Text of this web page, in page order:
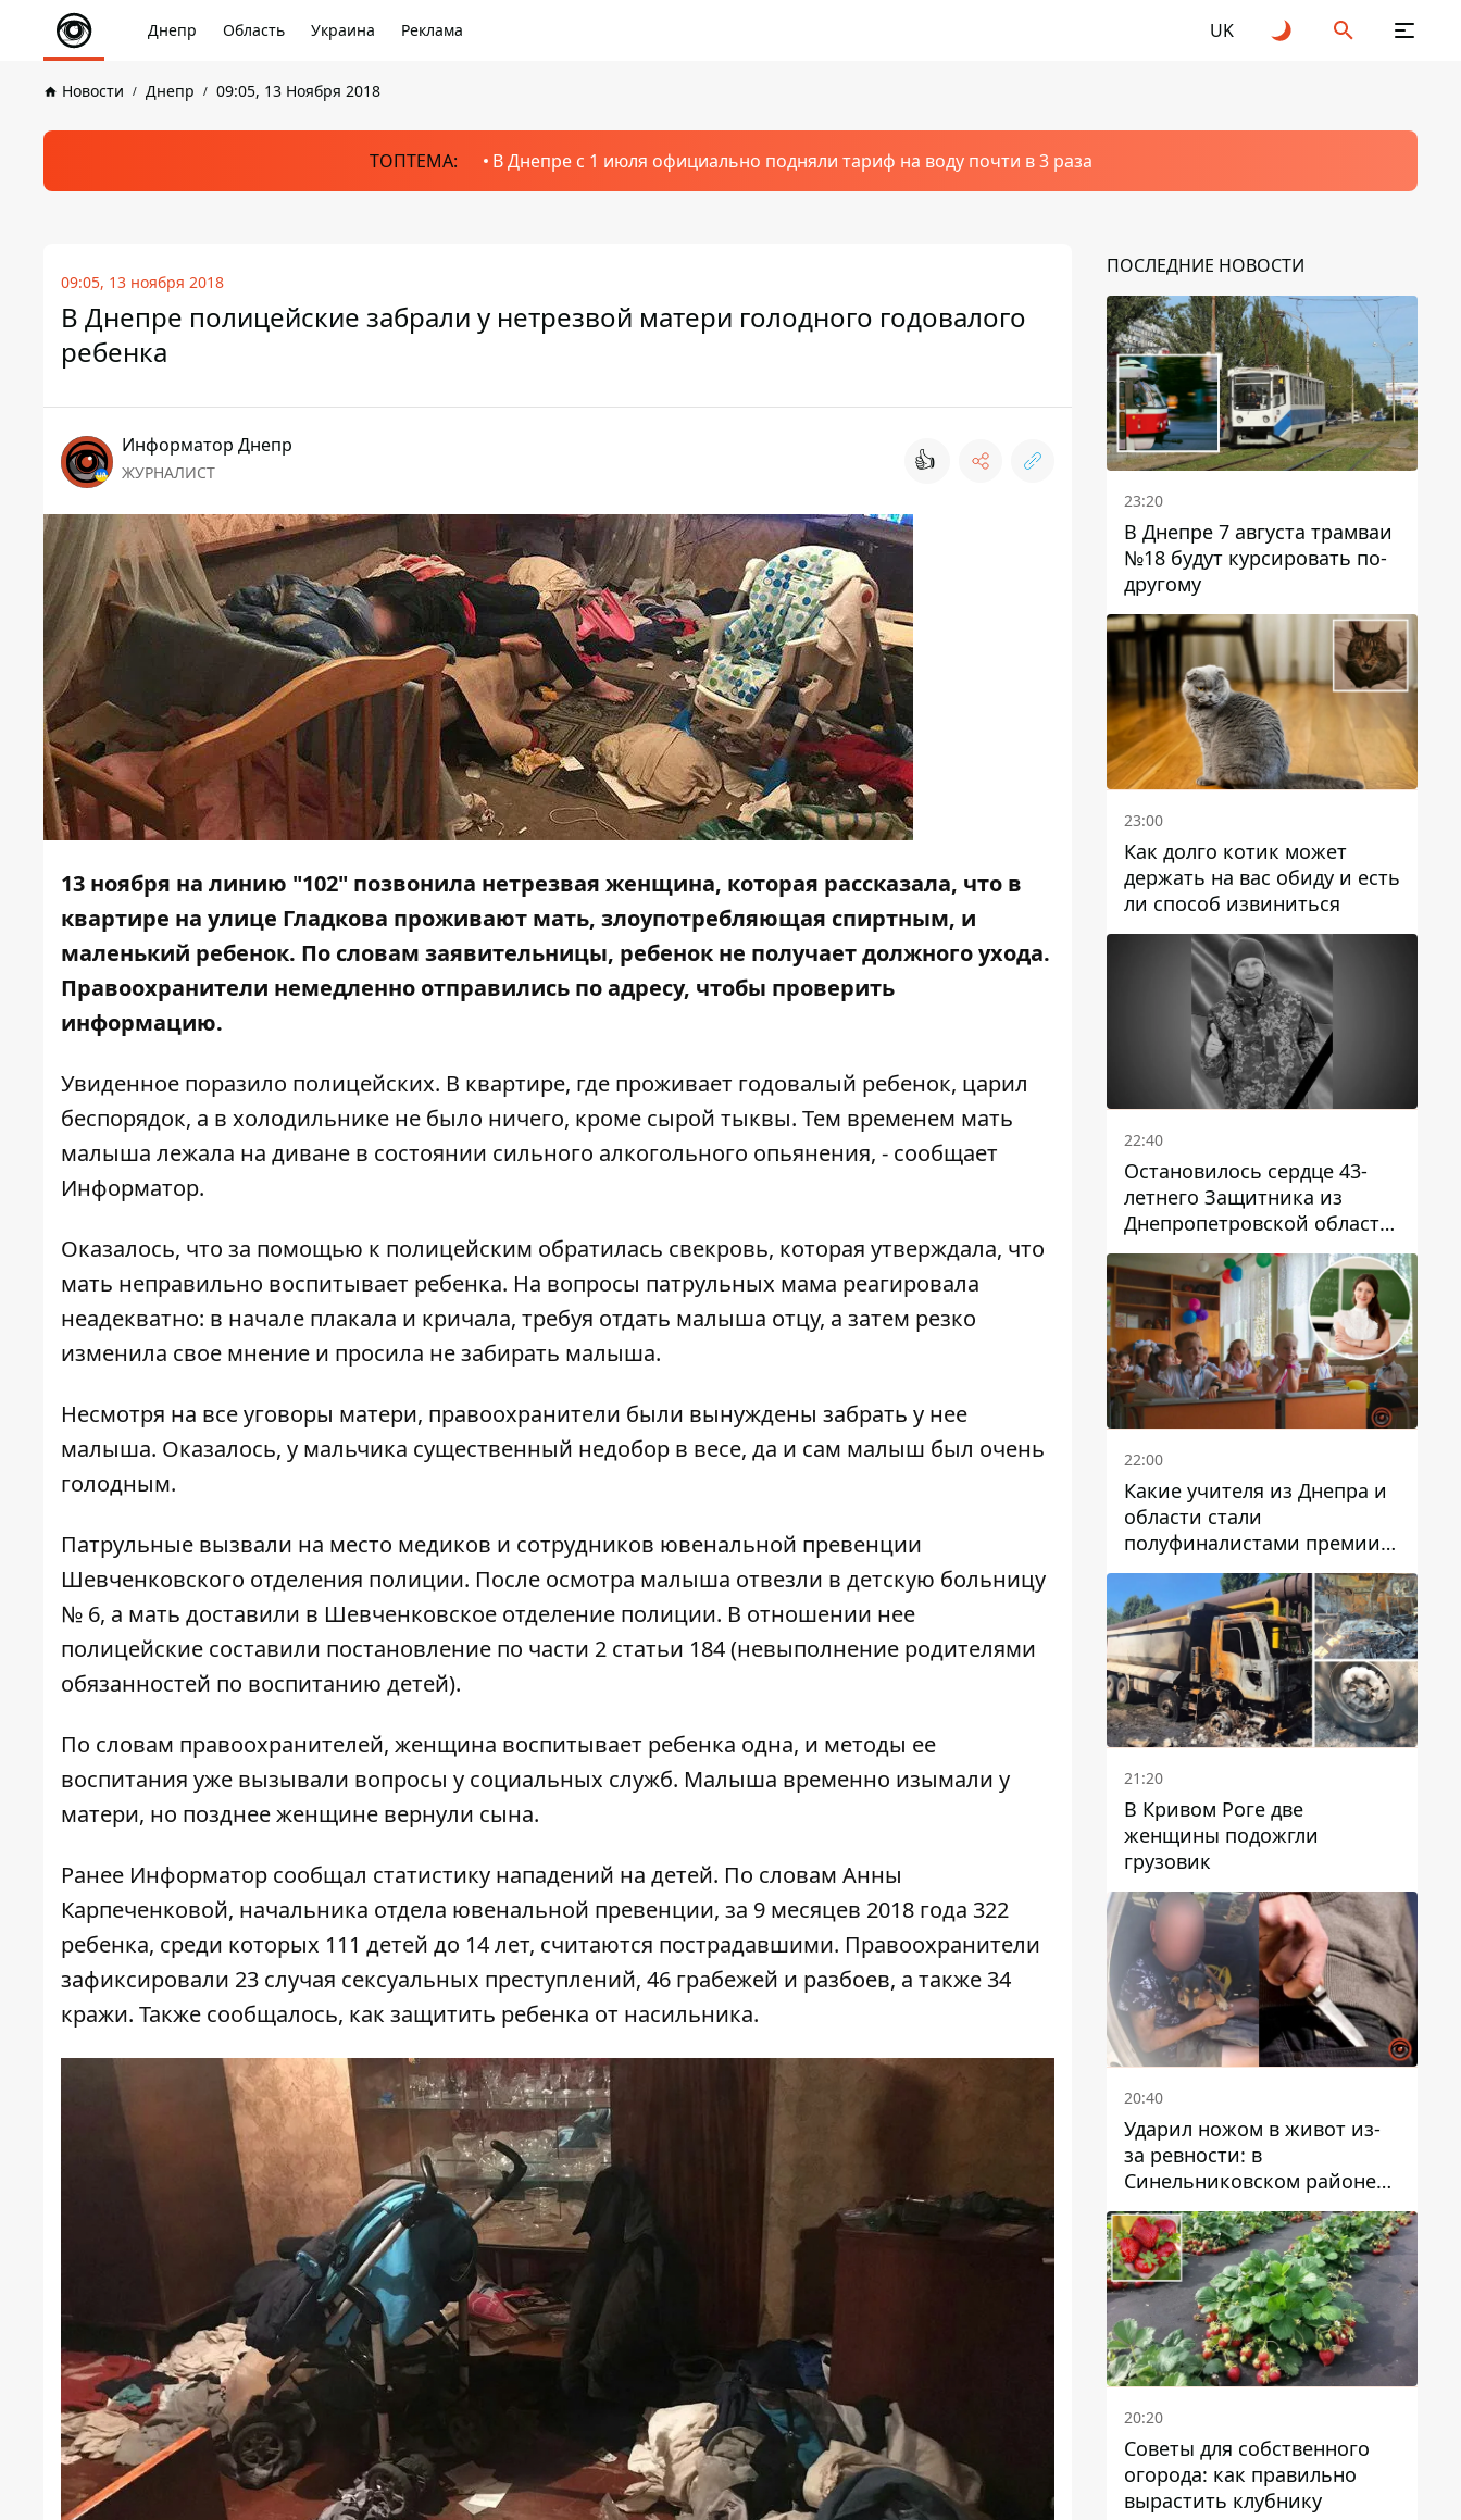
Днепр Область Украина Реклама UK
Новости Днепр 09:05, 13 Ноября 2018
ТОПТЕМА: В Днепре с 1 июля официально подняли тариф на воду почти в 3 раза
09:05, 13 ноября 2018
В Днепре полицейские забрали у нетрезвой матери голодного годовалого
ребенка
Информатор Днепр
ЖУРНАЛИСТ 👍
13 ноября на линию "102" позвонила нетрезвая женщина, которая рассказала, что в
квартире на улице Гладкова проживают мать, злоупотребляющая спиртным, и
маленький ребенок. По словам заявительницы, ребенок не получает должного ухода.
Правоохранители немедленно отправились по адресу, чтобы проверить
информацию.
Увиденное поразило полицейских. В квартире, где проживает годовалый ребенок, царил
беспорядок, а в холодильнике не было ничего, кроме сырой тыквы. Тем временем мать
малыша лежала на диване в состоянии сильного алкогольного опьянения, - сообщает
Информатор.
Оказалось, что за помощью к полицейским обратилась свекровь, которая утверждала, что
мать неправильно воспитывает ребенка. На вопросы патрульных мама реагировала
неадекватно: в начале плакала и кричала, требуя отдать малыша отцу, а затем резко
изменила свое мнение и просила не забирать малыша.
Несмотря на все уговоры матери, правоохранители были вынуждены забрать у нее
малыша. Оказалось, у мальчика существенный недобор в весе, да и сам малыш был очень
голодным.
Патрульные вызвали на место медиков и сотрудников ювенальной превенции
Шевченковского отделения полиции. После осмотра малыша отвезли в детскую больницу
№ 6, а мать доставили в Шевченковское отделение полиции. В отношении нее
полицейские составили постановление по части 2 статьи 184 (невыполнение родителями
обязанностей по воспитанию детей).
По словам правоохранителей, женщина воспитывает ребенка одна, и методы ее
воспитания уже вызывали вопросы у социальных служб. Малыша временно изымали у
матери, но позднее женщине вернули сына.
Ранее Информатор сообщал статистику нападений на детей. По словам Анны
Карпеченковой, начальника отдела ювенальной превенции, за 9 месяцев 2018 года 322
ребенка, среди которых 111 детей до 14 лет, считаются пострадавшими. Правоохранители
зафиксировали 23 случая сексуальных преступлений, 46 грабежей и разбоев, а также 34
кражи. Также сообщалось, как защитить ребенка от насильника.
ПОСЛЕДНИЕ НОВОСТИ
23:20
В Днепре 7 августа трамваи
№18 будут курсировать по-
другому
23:00
Как долго котик может
держать на вас обиду и есть
ли способ извиниться
22:40
Остановилось сердце 43-
летнего Защитника из
Днепропетровской области
Евгения Зинченко
22:00
Какие учителя из Днепра и
области стали
полуфиналистами премии
Global Teacher Prize Ukraine
2026
21:20
В Кривом Роге две
женщины подожгли
грузовик
20:40
Ударил ножом в живот из-
за ревности: в
Синельниковском районе
задержали 49-летнего
мужчину за убийство
20:20
Советы для собственного
огорода: как правильно
вырастить клубнику